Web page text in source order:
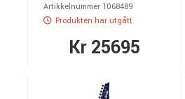
Artikkelnummer 1068489
Produkten har utgått
Kr 25695